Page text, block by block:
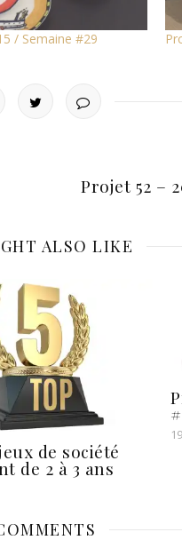
/ Semaine #29
Projet 52 –
ALSO LIKE
de société
de 2 à 3 ans